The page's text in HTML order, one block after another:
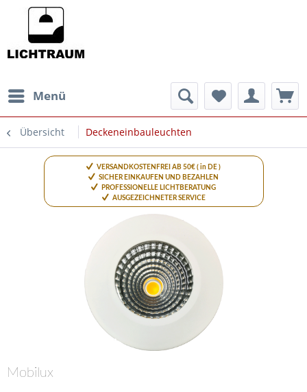
Menü
Übersicht Deckeneinbauleuchten
VERSANDKOSTENFREI AB 50€ ( in DE )
SICHER EINKAUFEN UND BEZAHLEN
PROFESSIONELLE LICHTBERATUNG
AUSGEZEICHNETER SERVICE
Mobilux